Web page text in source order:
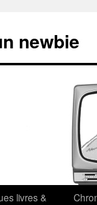
newbie
livres &